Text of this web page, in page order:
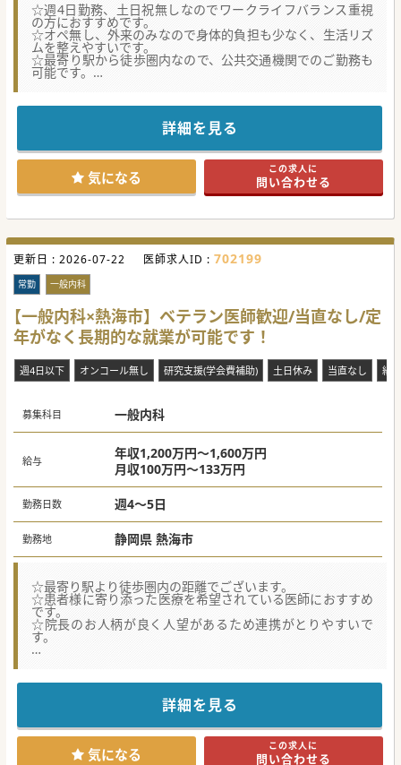
☆週4日勤務、土日祝無しなのでワークライフバランス重視
の方におすすめです。
☆オペ無し、外来のみなので身体的負担も少なく、生活リズ
ムを整えやすいです。
☆最寄り駅から徒歩圏内なので、公共交通機関でのご勤務も
可能です。
外来患者の増加に伴い、待ち時間の短縮と診療体制のさらな
る充実を目指して、医師を募集いたします。
年間を通して温暖な気候で、温泉やレジャーも多くお引越し
にもおすすめの地です。
熱海市のみならず、周辺離島からも多くの患者が訪れるた
め、広域な地域医療を支えています。
詳細を見る
気になる この求人に
問い合わせる
更新日 : 2026-07-22 医師求人ID : 702199
常勤 一般内科
【一般内科×熱海市】ベテラン医師歓迎/当直なし/定
年がなく長期的な就業が可能です！
週4日以下 オンコール無し 研究支援(学会費補助) 土日休み 当直なし 紙
募集科目 一般内科
給与
年収1,200万円～1,600万円
月収100万円～133万円
勤務日数 週4～5日
勤務地 静岡県 熱海市
☆最寄り駅より徒歩圏内の距離でございます。
☆患者様に寄り添った医療を希望されている医師におすすめ
です。
☆院長のお人柄が良く人望があるため連携がとりやすいで
す。
車通勤をご希望の場合は最寄りICより10分圏内、電車勤務を
ご希望の場合は最寄り駅より10分圏内とアクセスも良い立地
セカンドキャリアや長期的なご勤務を希望されている方にご
勤務いただきやすい環境です。
少しでもご興味がございましたらお気軽にお問い合わせくだ
詳細を見る
気になる この求人に
問い合わせる